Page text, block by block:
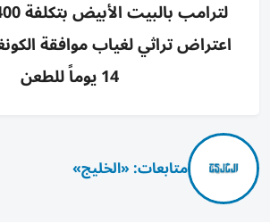
اعتراض تراثي لغياب موافقة
14 يوماً للطعن
متابعات: «الخليج»